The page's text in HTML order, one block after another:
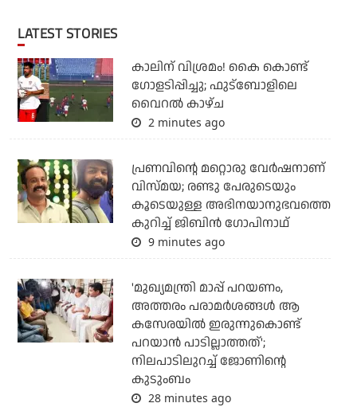
LATEST STORIES
കാലിന് വിശ്രമം! കൈ കൊണ്ട്
ഗോളടിപ്പിച്ചു; ഫുട്‌ബോളിലെ
വൈറല്‍ കാഴ്ച
2 minutes ago
പ്രണവിന്റെ മറ്റൊരു വേർഷനാണ്
വിസ്മയ; രണ്ടു പേരുടെയും
കൂടെയുള്ള അഭിനയാനുഭവത്തെ
കുറിച്ച് ജിബിൻ ഗോപിനാഥ്
9 minutes ago
'മുഖ്യമന്ത്രി മാപ്പ് പറയണം,
അത്തരം പരാമര്‍ശങ്ങള്‍ ആ
കസേരയില്‍ ഇരുന്നുകൊണ്ട്
പറയാന്‍ പാടില്ലാത്തത്';
നിലപാടിലുറച്ച് ജോണിന്റെ
കുടുംബം
28 minutes ago